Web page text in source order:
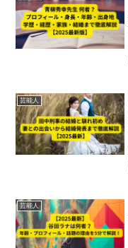
芸能人
芸能人